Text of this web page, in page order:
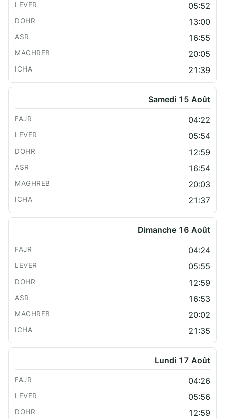
05:52
13:00
16:55
20:05
21:39
Samedi 15 Août
04:22
05:54
12:59
16:54
20:03
21:37
Dimanche 16 Août
04:24
05:55
12:59
16:53
20:02
21:35
Lundi 17 Août
04:26
05:56
12:59